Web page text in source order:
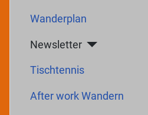
Wanderplan
Newsletter
Tischtennis
After work Wandern